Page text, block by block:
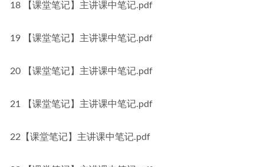
18 【课堂笔记】主讲课中笔记.pdf
19 【课堂笔记】主讲课中笔记.pdf
20 【课堂笔记】主讲课中笔记.pdf
21 【课堂笔记】主讲课中笔记.pdf
22【课堂笔记】主讲课中笔记.pdf